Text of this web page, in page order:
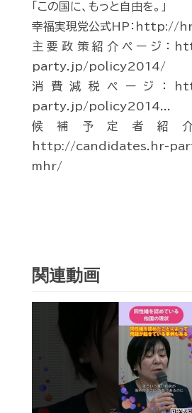
「この国に、もっと自由を。」
幸福実現党公式HP：
主要政策紹介ページ：
party.jp/policy2014/
消費減税ページ：
party.jp/policy2014...
候補予定者紹
http://candidates.hr-
mhr/
関連動画